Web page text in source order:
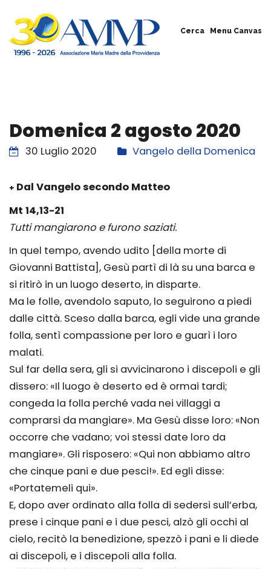
Cerca Menu Canvas
Domenica 2 agosto 2020
30 Luglio 2020 Vangelo della Domenica
+ Dal Vangelo secondo Matteo
Mt 14,13-21
Tutti mangiarono e furono saziati.
In quel tempo, avendo udito [della morte di
Giovanni Battista], Gesù partì di là su una barca e
si ritirò in un luogo deserto, in disparte.
Ma le folle, avendolo saputo, lo seguirono a piedi
dalle città. Sceso dalla barca, egli vide una grande
folla, sentì compassione per loro e guarì i loro
malati.
Sul far della sera, gli si avvicinarono i discepoli e gli
dissero: «Il luogo è deserto ed è ormai tardi;
congeda la folla perché vada nei villaggi a
comprarsi da mangiare». Ma Gesù disse loro: «Non
occorre che vadano; voi stessi date loro da
mangiare». Gli risposero: «Qui non abbiamo altro
che cinque pani e due pesci!». Ed egli disse:
«Portatemeli qui».
E, dopo aver ordinato alla folla di sedersi sull’erba,
prese i cinque pani e i due pesci, alzò gli occhi al
cielo, recitò la benedizione, spezzò i pani e li diede
ai discepoli, e i discepoli alla folla.